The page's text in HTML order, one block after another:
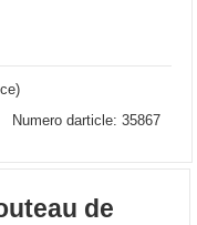
Numero darticle: 35867
de